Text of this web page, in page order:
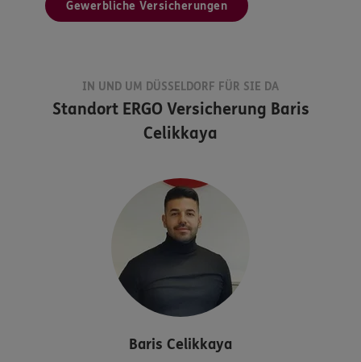
Gewerbliche Versicherungen
IN UND UM DÜSSELDORF FÜR SIE DA
Standort ERGO Versicherung Baris
Celikkaya
Baris Celikkaya